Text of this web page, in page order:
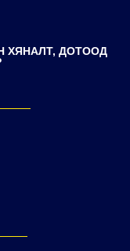
ХЯНАЛТ, ДОТООД